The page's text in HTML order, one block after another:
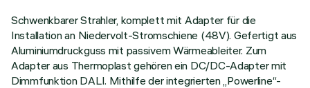
Schwenkbarer Strahler, komplett mit Adapter für die
Installation an Niedervolt-Stromschiene (48V). Gefertigt aus
Aluminiumdruckguss mit passivem Wärmeableiter. Zum
Adapter aus Thermoplast gehören ein DC/DC-Adapter mit
Dimmfunktion DALI. Mithilfe der integrierten „Powerline“-